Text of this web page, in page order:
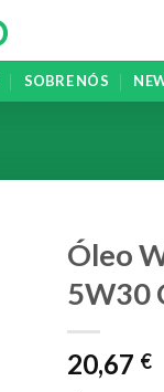
SOBRE NÓS
Óleo
5W30
20,67 €